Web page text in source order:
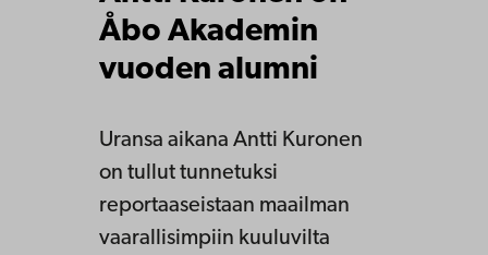
Åbo Akademin
vuoden alumni
Uransa aikana Antti Kuronen
on tullut tunnetuksi
reportaaseistaan maailman
vaarallisimpiin kuuluvilta